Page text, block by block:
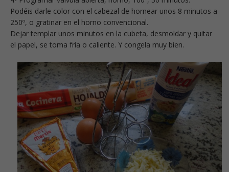
Podéis darle color con el cabezal de hornear unos 8 minutos a
250º, o gratinar en el horno convencional.
Dejar templar unos minutos en la cubeta, desmoldar y quitar
el papel, se toma fría o caliente. Y congela muy bien.